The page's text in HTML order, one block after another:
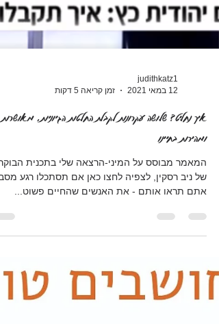
12 במאי 2021
זמן קריאה 5 דקות
איך נחליט? שלושה עקרונות לקבלת החלטות הגיוניות, מאושרות
המאמר מבוסס על המיני-הרצאה שלי בתכנית
של ניב רסקין, לצפיה לחצו כאן אם תסתכלו רגע
אתם תראו אותם - את האנשים שהחיים פשוט...